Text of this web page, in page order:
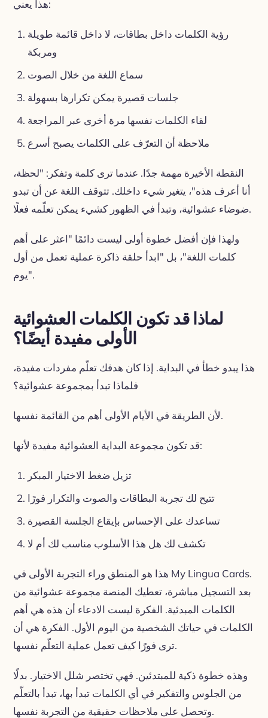
هذا يعني:
رؤية الكلمات داخل بطاقات، لا داخل قائمة طويلة
ومربكة
سماع اللغة من خلال الصوت
جلسات قصيرة يمكن تكرارها بسهولة
لقاء الكلمات نفسها مرة أخرى عبر المراجعة
ملاحظة أن التعرّف على الكلمات يصبح أسرع
النقطة الأخيرة مهمة جدًا. عندما ترى كلمة وتفكر: "لحظة،
أنا أعرف هذه"، يتغير شيء داخلك. تتوقف اللغة عن أن تبدو
ضوضاء عشوائية، وتبدأ في الظهور كشيء يمكن تعلّمه فعلًا.
ولهذا فإن أفضل خطوة أولى ليست دائمًا "اعثر على أهم
كلمات اللغة"، بل "ابدأ حلقة ذاكرة عملية تعمل من أول
يوم".
لماذا قد تكون الكلمات العشوائية
الأولى مفيدة أيضًا؟
هذا يبدو خطأ في البداية. إذا كان هدفك تعلّم مفردات مفيدة،
فلماذا تبدأ بمجموعة عشوائية؟
لأن الطريقة في الأيام الأولى أهم من القائمة نفسها.
قد تكون مجموعة البداية العشوائية مفيدة لأنها:
تزيل ضغط الاختيار المبكر
تتيح لك تجربة البطاقات والصوت والتكرار فورًا
تساعدك على الإحساس بإيقاع الجلسة القصيرة
تكشف لك هل هذا الأسلوب مناسب لك أم لا
هذا هو المنطق وراء التجربة الأولى في My Lingua Cards.
بعد التسجيل مباشرة، تعطيك المنصة مجموعة عشوائية من
الكلمات المبدئية. الفكرة ليست الادعاء أن هذه هي أهم
الكلمات في حياتك الشخصية من اليوم الأول. الفكرة هي أن
ترى فورًا كيف تعمل عملية التعلّم نفسها.
وهذه خطوة ذكية للمبتدئين. فهي تختصر شلل الاختيار. بدلًا
من الجلوس والتفكير في أي الكلمات تبدأ بها، تبدأ بالتعلّم
وتحصل على ملاحظات حقيقية من التجربة نفسها.